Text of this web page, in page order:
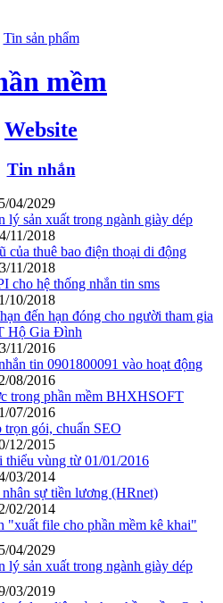
Tin sản phẩm
mềm
Website
Tin nhắn
04/2029
lý sản xuất trong ngành giày dép
11/2018
của thuê bao điện thoại di động
11/2018
cho hệ thống nhắn tin sms
10/2018
đến hạn đóng cho người tham gia
Hộ Gia Đình
11/2016
tin 0901800091 vào hoạt động
08/2016
trong phần mềm BHXHSOFT
07/2016
trọn gói, chuẩn SEO
12/2015
vùng từ 01/01/2016
03/2014
sự tiền lương (HRnet)
02/2014
file cho phần mềm kê khai"
04/2029
lý sản xuất trong ngành giày dép
03/2019